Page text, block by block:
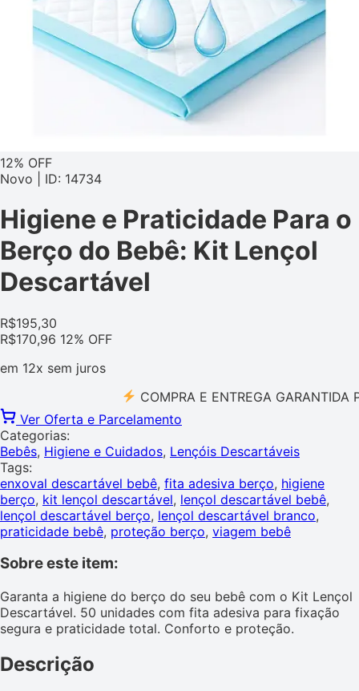
12% OFF
Novo | ID: 14734
Higiene e Praticidade Para o
Berço do Bebê: Kit Lençol
Descartável
R$195,30
R$170,96 12% OFF
em 12x sem juros
COMPRA E ENTREGA GARANTIDA PELO
Ver Oferta e Parcelamento
Categorias:
Bebês, Higiene e Cuidados, Lençóis Descartáveis
Tags:
enxoval descartável bebê, fita adesiva berço, higiene
berço, kit lençol descartável, lençol descartável bebê,
lençol descartável berço, lençol descartável branco,
praticidade bebê, proteção berço, viagem bebê
Sobre este item:
Garanta a higiene do berço do seu bebê com o Kit Lençol
Descartável. 50 unidades com fita adesiva para fixação
segura e praticidade total. Conforto e proteção.
Descrição